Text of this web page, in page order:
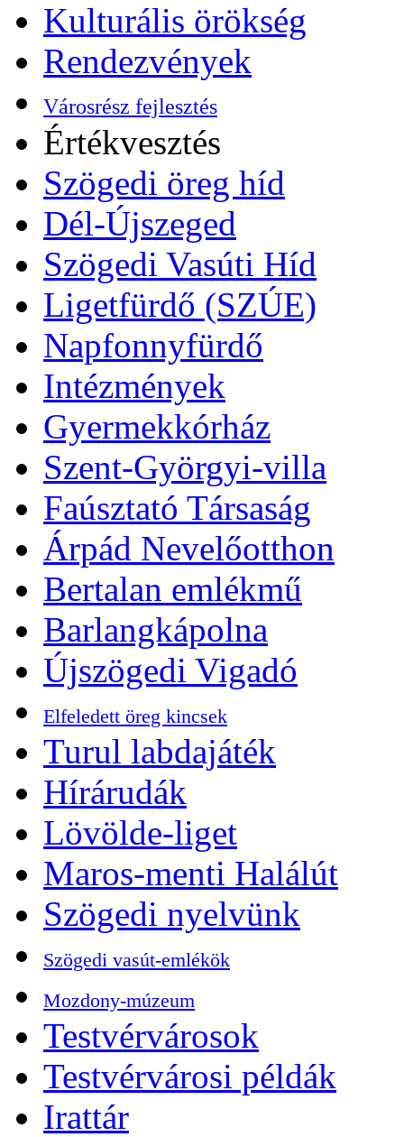
Kulturális örökség
Rendezvények
Városrész fejlesztés
Értékvesztés
Szögedi öreg híd
Dél-Újszeged
Szögedi Vasúti Híd
Ligetfürdő (SZÚE)
Napfonnyfürdő
Intézmények
Gyermekkórház
Szent-Györgyi-villa
Faúsztató Társaság
Árpád Nevelőotthon
Bertalan emlékmű
Barlangkápolna
Újszögedi Vigadó
Elfeledett öreg kincsek
Turul labdajáték
Hírárudák
Lövölde-liget
Maros-menti Halálút
Szögedi nyelvünk
Szögedi vasút-emlékök
Mozdony-múzeum
Testvérvárosok
Testvérvárosi példák
Irattár